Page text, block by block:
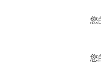
您
您